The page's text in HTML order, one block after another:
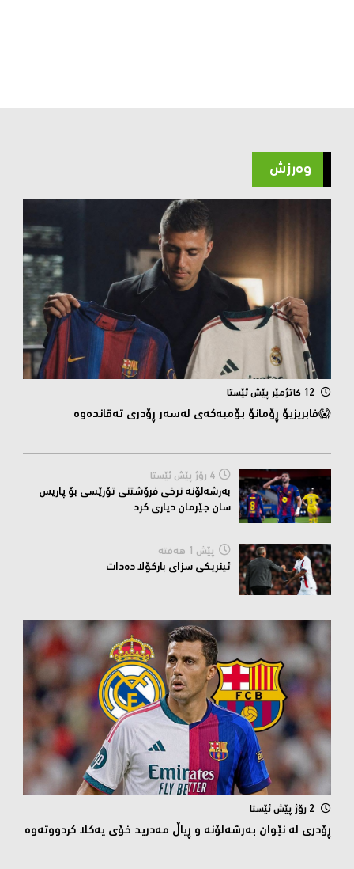
وەرزش
12 کاتژمێر پێش ئێستا
😱فابریزیۆ ڕۆمانۆ بۆمبەکەی لەسەر ڕۆدری تەقاندەوە
4 رۆژ پێش ئێستا
بەرشەلۆنە نرخی فرۆشتنی تۆرێسی بۆ پاریس
سان جێرمان دیاری کرد
پێش 1 هەفتە
ئینریکی سزای بارکۆلا دەدات
2 رۆژ پێش ئێستا
ڕۆدری لە نێوان بەرشەلۆنە و ڕیاڵ مەدرید خۆی یەکلا کردووتەوە